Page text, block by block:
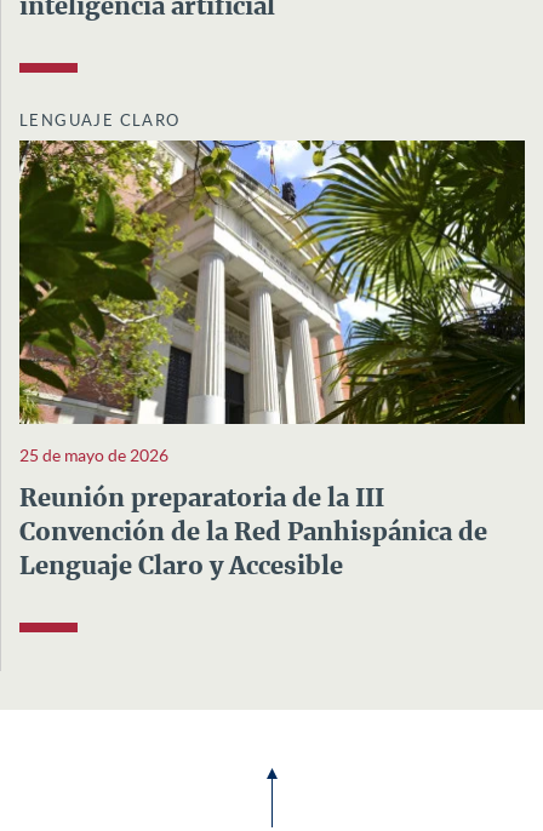
inteligencia artificial
LENGUAJE CLARO
25 de mayo de 2026
Reunión preparatoria de la III
Convención de la Red Panhispánica de
Lenguaje Claro y Accesible